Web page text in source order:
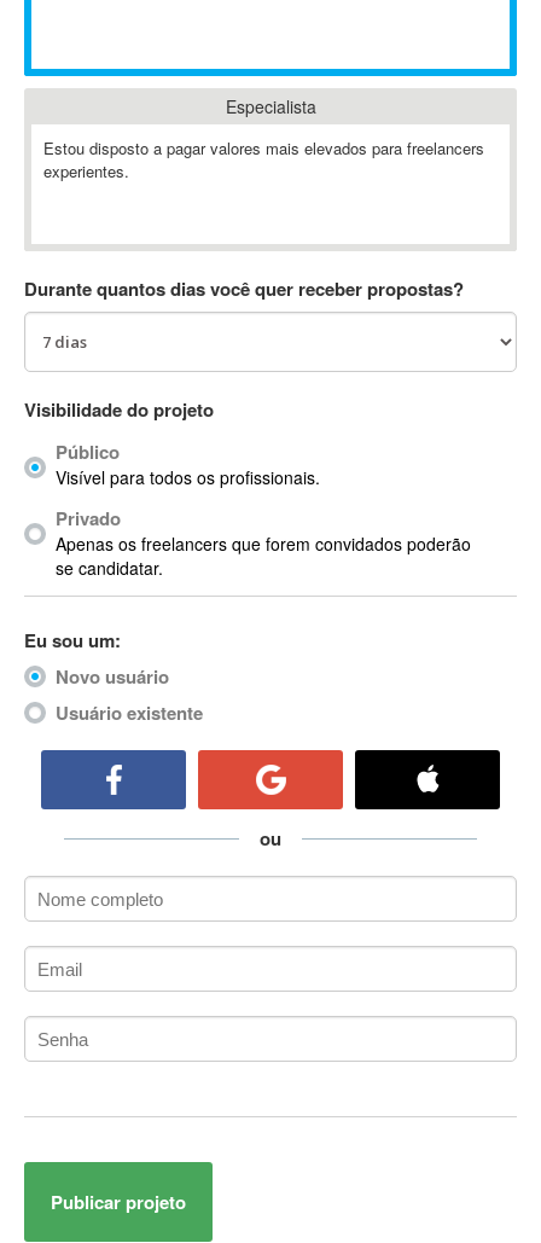
Ableton Push
Abstract
Abstract Window Toolkit (AWT)
Absynth
AC3
AccountMate
ACDSee
ACID Pro
ACPI
Acrobat X
ACT
Actian
Actimize
ActionScript 3
Active Directory
ActiveCollab
ActiveX
ActiveX Data Objects (ADO)
Ada
Adianti Framework
ADK
Administração
Administração de Artistas e Repertórios
Administração de Redes
Administração PostgreSQL
ADO.NET Entity Framework
Especialista
Estou disposto a pagar valores mais elevados para freelancers
experientes.
Durante quantos dias você quer receber propostas?
Visibilidade do projeto
Público
Visível para todos os profissionais.
Privado
Apenas os freelancers que forem convidados poderão
se candidatar.
Eu sou um:
Novo usuário
Usuário existente
ou
Publicar projeto